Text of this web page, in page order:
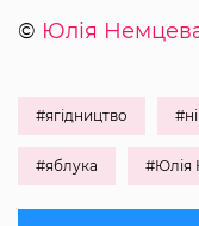
© Юлія
#ягідництво
#яблука #Юлія